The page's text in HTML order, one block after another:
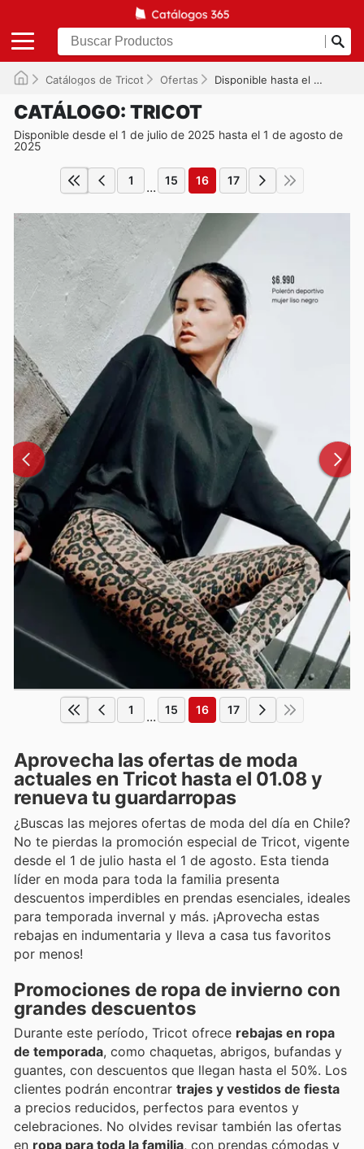
Catálogos de Tricot Ofertas Disponible hasta el 01-08-2025
CATÁLOGO: TRICOT
Disponible desde el 1 de julio de 2025 hasta el 1 de agosto de
2025
1 ... 15 16 17
1 ... 15 16 17
Aprovecha las ofertas de moda
actuales en Tricot hasta el 01.08 y
renueva tu guardarropas
¿Buscas las mejores ofertas de moda del día en Chile?
No te pierdas la promoción especial de Tricot, vigente
desde el 1 de julio hasta el 1 de agosto. Esta tienda
líder en moda para toda la familia presenta
descuentos imperdibles en prendas esenciales, ideales
para temporada invernal y más. ¡Aprovecha estas
rebajas en indumentaria y lleva a casa tus favoritos
por menos!
Promociones de ropa de invierno con
grandes descuentos
Durante este período, Tricot ofrece rebajas en ropa
de temporada, como chaquetas, abrigos, bufandas y
guantes, con descuentos que llegan hasta el 50%. Los
clientes podrán encontrar trajes y vestidos de fiesta
a precios reducidos, perfectos para eventos y
celebraciones. No olvides revisar también las ofertas
en ropa para toda la familia, con prendas cómodas y